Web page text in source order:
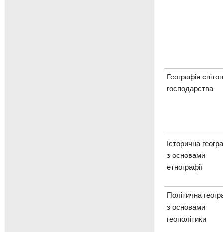
Географія
господарства
Історична
з основами
етнографії
Політична
з основами
геополітики